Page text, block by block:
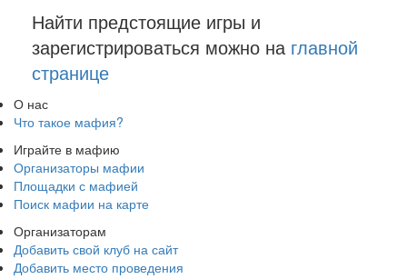
Найти предстоящие игры и
зарегистрироваться можно на главной
странице
О нас
Что такое мафия?
Играйте в мафию
Организаторы мафии
Площадки с мафией
Поиск мафии на карте
Организаторам
Добавить свой клуб на сайт
Добавить место проведения